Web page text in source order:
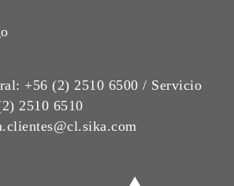
+56 (2) 2510 6500 / Servicio
2510 6510